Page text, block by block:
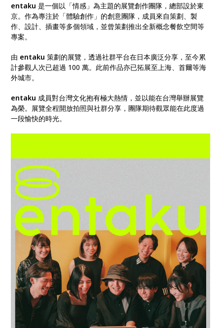
entaku 是一個以「情感」為主題的展覽創作團隊，總部設於東
京。作為專注於「體驗創作」的創意團隊，成員來自策劃、製
作、設計、插畫等多個領域，並曾策劃推出全新概念餐飲空間等
專案。
由 entaku 策劃的展覽，透過社群平台在日本廣泛分享，至今累
計參觀人次已超過 100 萬。此前作品亦已拓展至上海、首爾等海
外城市。
entaku 成員對台灣文化抱有極大熱情，並以能在台灣舉辦展覽
為榮。展覽全程開放拍照與社群分享，團隊期待觀眾能在此度過
一段愉快的時光。